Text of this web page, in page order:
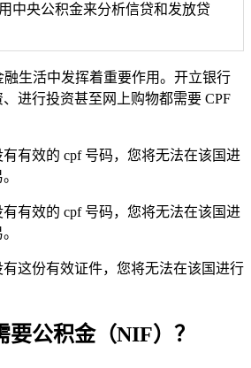
中央公积金来分析信贷和发放贷
融生活中发挥着重要作用。开立银行
进行投资甚至网上购物都需要 CPF
有效的 cpf 号码，您将无法在该国进
有效的 cpf 号码，您将无法在该国进
这份有效证件，您将无法在该国进行
公积金（NIF）？